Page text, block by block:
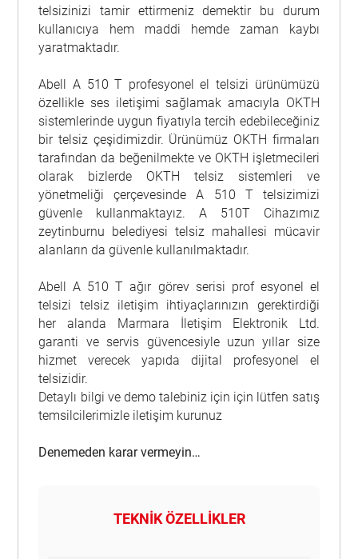
telsizinizi tamir ettirmeniz demektir bu durum
kullanıcıya hem maddi hemde zaman kaybı
yaratmaktadır.
Abell A 510 T profesyonel el telsizi ürünümüzü
özellikle ses iletişimi sağlamak amacıyla OKTH
sistemlerinde uygun fiyatıyla tercih edebileceğiniz
bir telsiz çeşidimizdir. Ürünümüz OKTH firmaları
tarafından da beğenilmekte ve OKTH işletmecileri
olarak bizlerde OKTH telsiz sistemleri ve
yönetmeliği çerçevesinde A 510 T telsizimizi
güvenle kullanmaktayız. A 510T Cihazımız
zeytinburnu belediyesi telsiz mahallesi mücavir
alanların da güvenle kullanılmaktadır.
Abell A 510 T ağır görev serisi prof esyonel el
telsizi telsiz iletişim ihtiyaçlarınızın gerektirdiği
her alanda Marmara İletişim Elektronik Ltd.
garanti ve servis güvencesiyle uzun yıllar size
hizmet verecek yapıda dijital profesyonel el
telsizidir.
Detaylı bilgi ve demo talebiniz için için lütfen satış
temsilcilerimizle iletişim kurunuz
Denemeden karar vermeyin…
TEKNİK ÖZELLİKLER